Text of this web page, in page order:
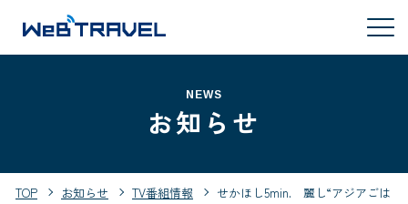
NEWS
お知らせ
TOP お知らせ TV番組情報
せかほし5min. 麗し“アジアごは